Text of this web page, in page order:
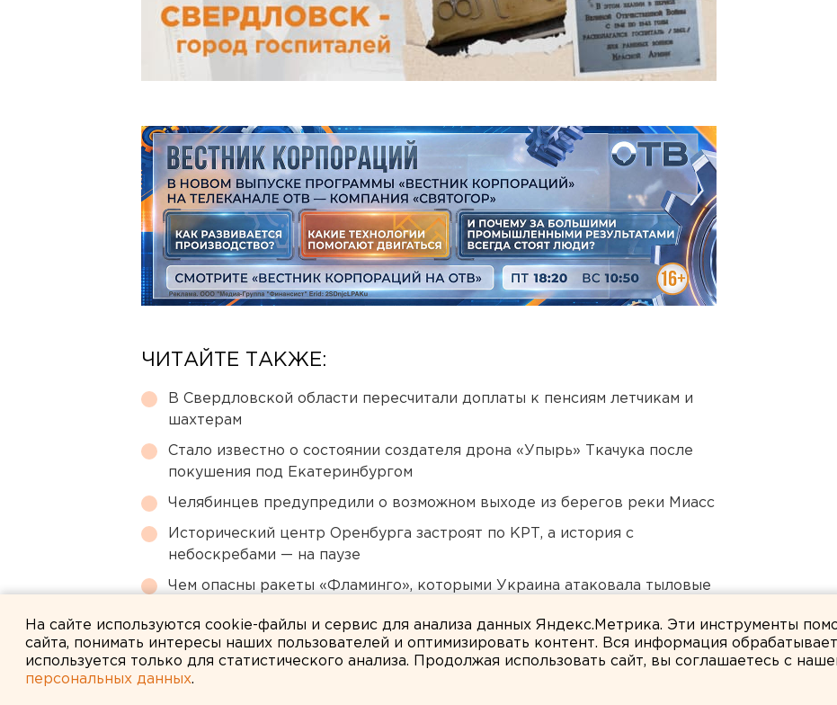
ЧИТАЙТЕ ТАКЖЕ:
В Свердловской области пересчитали доплаты к пенсиям летчикам и
шахтерам
Стало известно о состоянии создателя дрона «Упырь» Ткачука после
покушения под Екатеринбургом
Челябинцев предупредили о возможном выходе из берегов реки Миасс
Исторический центр Оренбурга застроят по КРТ, а история с
небоскребами — на паузе
Чем опасны ракеты «Фламинго», которыми Украина атаковала тыловые
На сайте используются cookie-файлы и сервис для анализа данных Яндекс.Метрика. Эти инструменты
сайта, понимать интересы наших пользователей и оптимизировать контент. Вся информация
используется только для статистического анализа. Продолжая использовать сайт, вы соглашаетесь с
персональных данных.